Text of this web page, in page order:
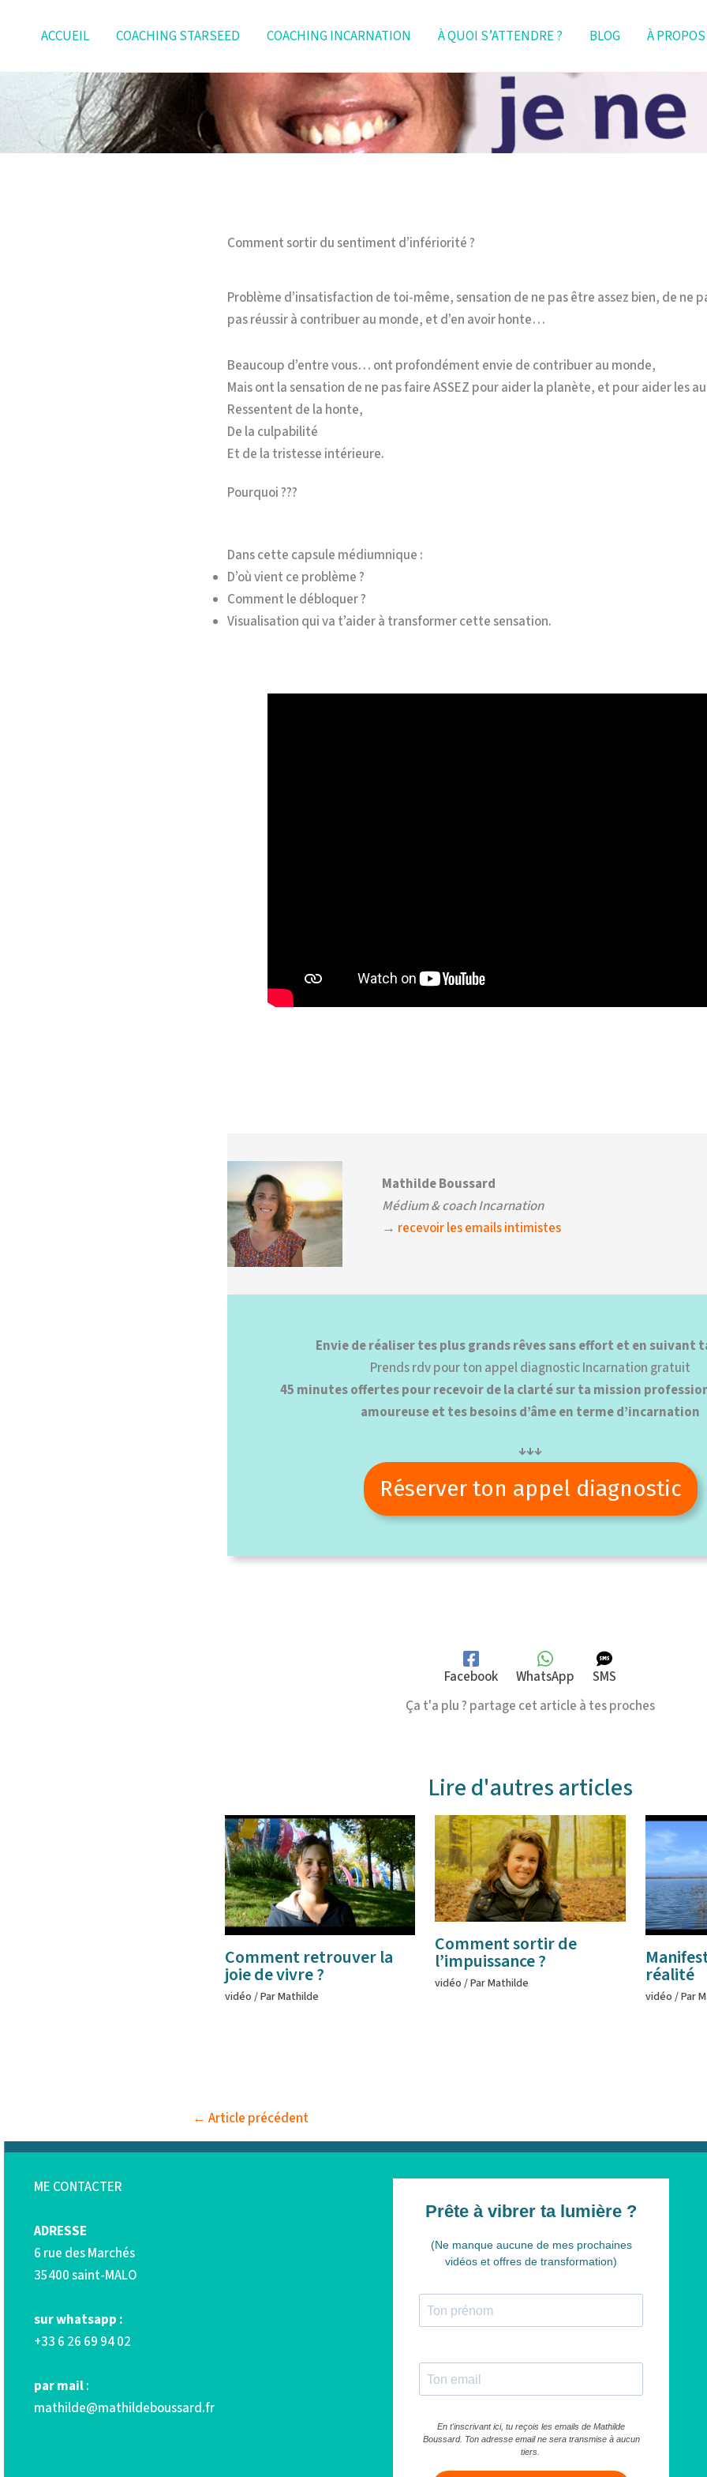
ACCUEIL COACHING STARSEED COACHING INCARNATION À QUOI S’ATTENDRE ? BLOG À PROPOS
Comment sortir du sentiment d’infériorité ?
Problème d’insatisfaction de toi-même, sensation de ne pas être assez bien, de ne
pas réussir à contribuer au monde, et d’en avoir honte…
Beaucoup d’entre vous… ont profondément envie de contribuer au monde,
Mais ont la sensation de ne pas faire ASSEZ pour aider la planète, et pour aider les
Ressentent de la honte,
De la culpabilité
Et de la tristesse intérieure.
Pourquoi ???
Dans cette capsule médiumnique :
D’où vient ce problème ?
Comment le débloquer ?
Visualisation qui va t’aider à transformer cette sensation.
Mathilde Boussard
Médium & coach Incarnation
→ recevoir les emails intimistes
Envie de réaliser tes plus grands rêves sans effort et en suivant
Prends rdv pour ton appel diagnostic Incarnation gratuit
45 minutes offertes pour recevoir de la clarté sur ta mission
amoureuse et tes besoins d’âme en terme d’incarnation
↓↓↓
Réserver ton appel diagnostic
Facebook WhatsApp
SMS
Ça t'a plu ? partage cet article à tes proches
Lire d'autres articles
Comment retrouver la
joie de vivre ?
vidéo / ParMathilde
Comment sortir de
l’impuissance ?
vidéo / ParMathilde réalité
vidéo / Par
← Article précédent
ME CONTACTER
ADRESSE
6 rue des Marchés
35400 saint-MALO
sur whatsapp :
+33 6 26 69 94 02
par mail:
mathilde@mathildeboussard.fr
Prête à vibrer ta lumière ?
(Ne manque aucune de mes prochaines
vidéos et offres de transformation)
En t'inscrivant ici, tu reçois les emails de Mathilde
Boussard. Ton adresse email ne sera transmise à aucun
tiers.